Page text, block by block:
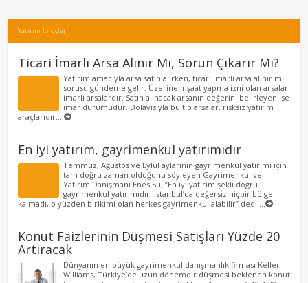
Yatırım İp uçları
Ticari İmarlı Arsa Alınır Mı, Sorun Çıkarır Mı?
Yatırım amacıyla arsa satın alırken, ticari imarlı arsa alınır mı
sorusu gündeme gelir. Üzerine inşaat yapma izni olan arsalar
imarlı arsalardır. Satın alınacak arsanın değerini belirleyen ise
imar durumudur. Dolayısıyla bu tip arsalar, risksiz yatırım
araçlarıdır....
En iyi yatırım, gayrimenkul yatırımıdır
Temmuz, Ağustos ve Eylül aylarının gayrimenkul yatırımı için
tam doğru zaman olduğunu söyleyen Gayrimenkul ve
Yatırım Danışmanı Enes Su, ”En iyi yatırım şekli doğru
gayrimenkul yatırımıdır. İstanbul’da değersiz hiçbir bölge
kalmadı, o yüzden birikimi olan herkes gayrimenkul alabilir” dedi....
Konut Faizlerinin Düşmesi Satışları Yüzde 20
Artıracak
Dünyanın en büyük gayrimenkul danışmanlık firması Keller
Williams, Türkiye’de uzun dönemdir düşmesi beklenen konut